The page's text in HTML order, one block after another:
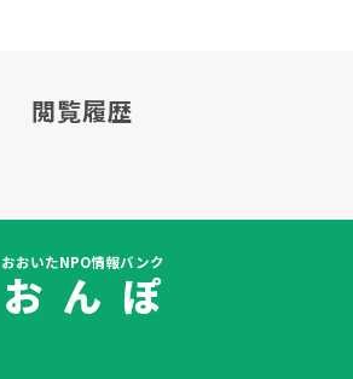
閲覧履歴
おおいたNPO情報バンク
お ん ぽ